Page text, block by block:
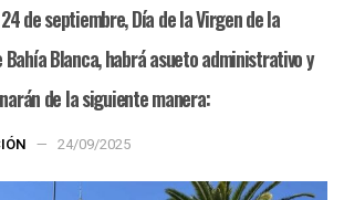
de septiembre, Día de la Virgen de la
Blanca, habrá asueto administrativo y
de la siguiente manera:
24/09/2025